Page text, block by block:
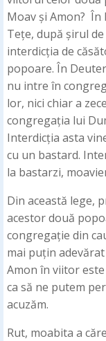
Moav și Amon? În
Tețe, după șirul
interdicția de
popoare. În
nu intre în
lor, nici chiar a
congregația lui
Interdicția asta
cu un bastard.
la bastarzi,
Din această lege,
acestor două
congregație din
mai puțin
Amon în viitor
ca să ne putem
acuzăm.
Rut, moabita a